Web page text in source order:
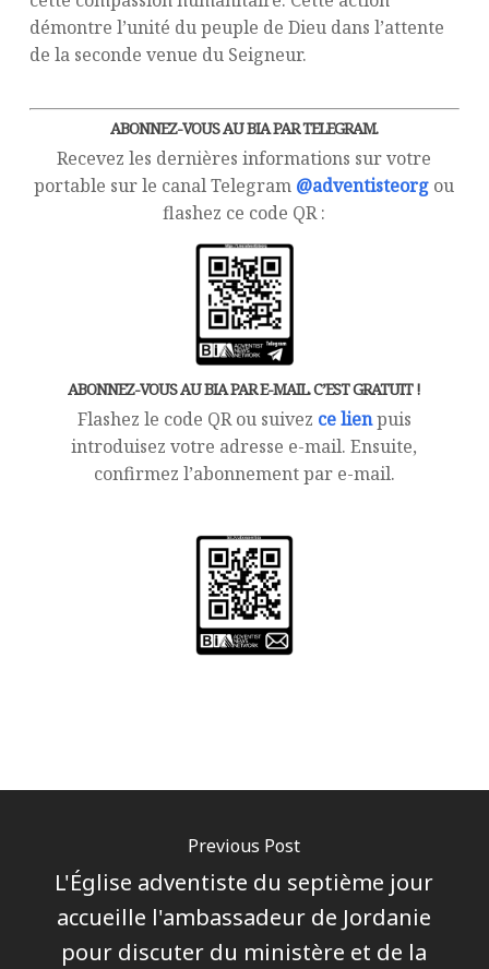
démontre l’unité du peuple de Dieu dans l’attente
de la seconde venue du Seigneur.
ABONNEZ-VOUS AU BIA PAR TELEGRAM.
Recevez les dernières informations sur votre
portable sur le canal Telegram @adventisteorg ou
flashez ce code QR :
ABONNEZ-VOUS AU BIA PAR E-MAIL. C’EST GRATUIT !
Flashez le code QR ou suivez ce lienpuis
introduisez votre adresse e-mail. Ensuite,
confirmez l’abonnement par e-mail.
Previous Post
L'Église adventiste du septième jour
accueille l'ambassadeur de Jordanie
pour discuter du ministère et de la